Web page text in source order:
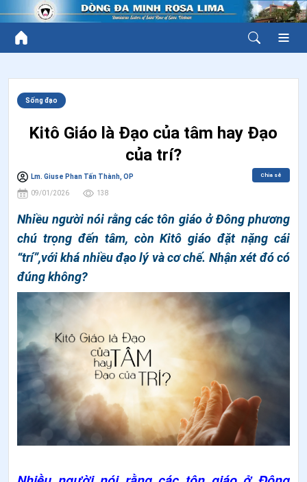
Sống đạo
Kitô Giáo là Đạo của tâm hay Đạo
của trí?
Lm. Giuse Phan Tấn Th​ành, OP
09/01/2026 138
Chia sẻ
Nhiều người nói rằng các tôn giáo ở Đông phương
chú trọng đến tâm, còn Kitô giáo đặt nặng cái
“trí”,với khá nhiều đạo lý và cơ chế. Nhận xét đó có
đúng không?